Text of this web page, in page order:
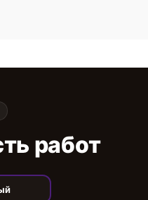
работ